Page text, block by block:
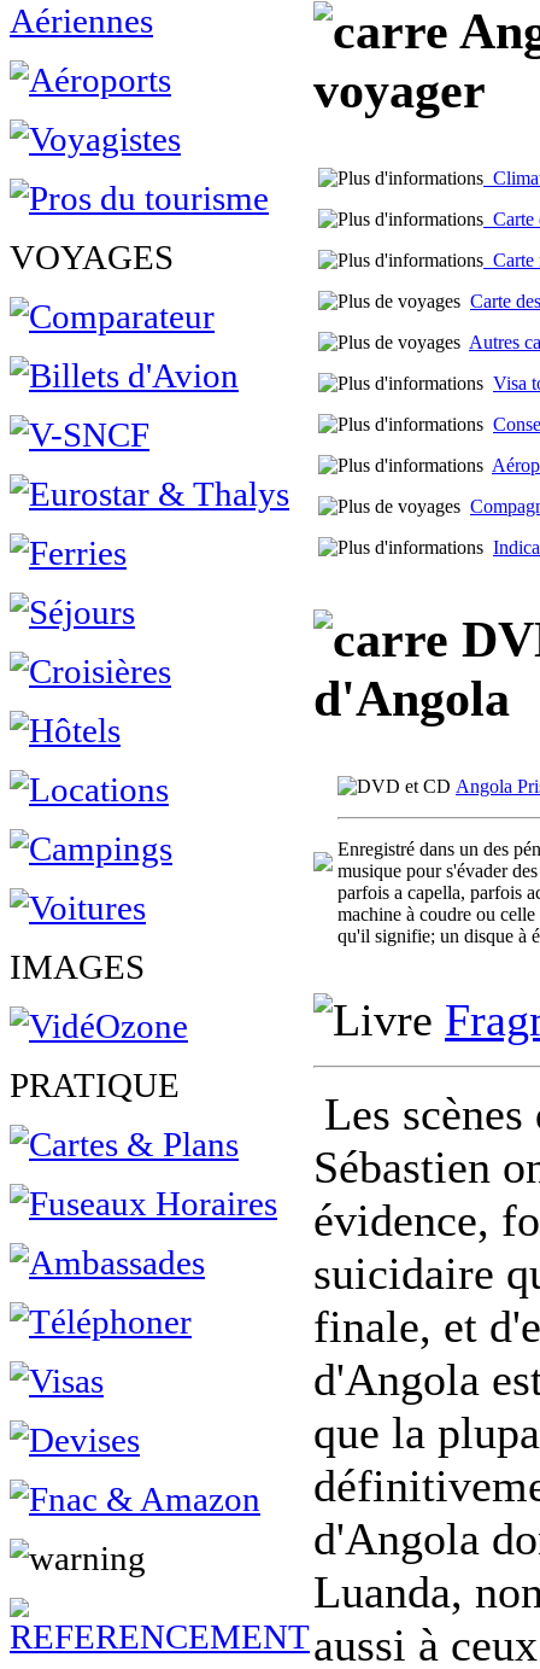
VOYAGES
IMAGES
PRATIQUE
voyager
Carte
Carte
Carte
Autres
Visa
d'Angola
Angola
Enregistré dans un des
musique pour s'évader
parfois a capella, parfois
machine à coudre ou
qu'il signifie; un disque à
Les
Sébastien
évidence,
suicidaire
finale, et
d'Angola
que la
d'Angola
Luanda,
aussi à